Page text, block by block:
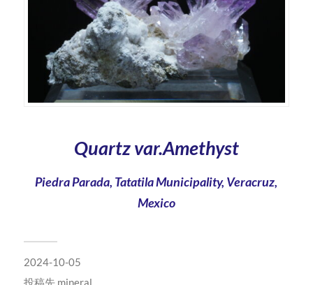
Quartz var.Amethyst
Piedra Parada, Tatatila Municipality, Veracruz,
Mexico
2024-10-05
投稿先 mineral